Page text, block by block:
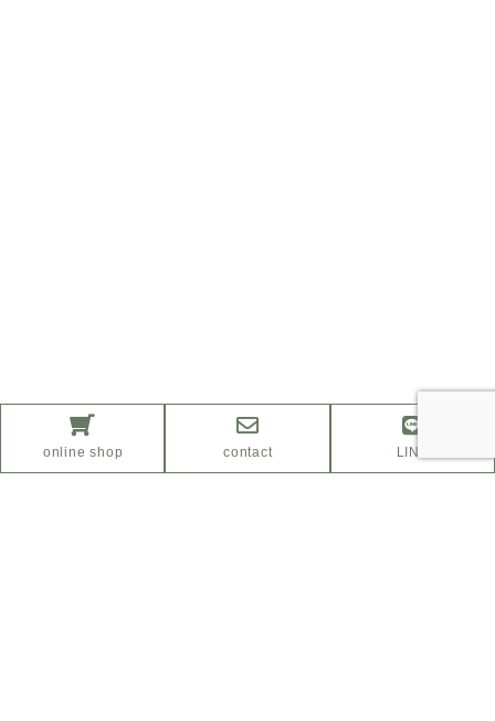
online shop contact LINE